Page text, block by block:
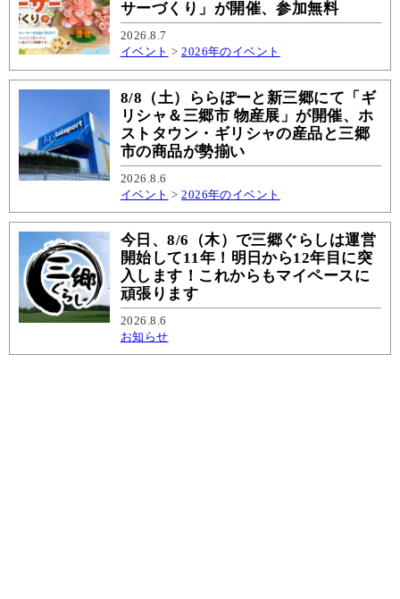
サーづくり」が開催、参加無料
2026.8.7
イベント >2026年のイベント
8/8（土）ららぽーと新三郷にて「ギ
リシャ＆三郷市 物産展」が開催、ホ
ストタウン・ギリシャの産品と三郷
市の商品が勢揃い
2026.8.6
イベント >2026年のイベント
今日、8/6（木）で三郷ぐらしは運営
開始して11年！明日から12年目に突
入します！これからもマイペースに
頑張ります
2026.8.6
お知らせ